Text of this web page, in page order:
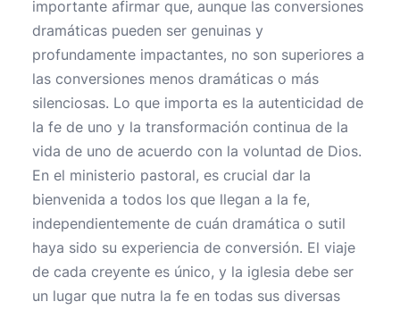
importante afirmar que, aunque las conversiones
dramáticas pueden ser genuinas y
profundamente impactantes, no son superiores a
las conversiones menos dramáticas o más
silenciosas. Lo que importa es la autenticidad de
la fe de uno y la transformación continua de la
vida de uno de acuerdo con la voluntad de Dios.
En el ministerio pastoral, es crucial dar la
bienvenida a todos los que llegan a la fe,
independientemente de cuán dramática o sutil
haya sido su experiencia de conversión. El viaje
de cada creyente es único, y la iglesia debe ser
un lugar que nutra la fe en todas sus diversas